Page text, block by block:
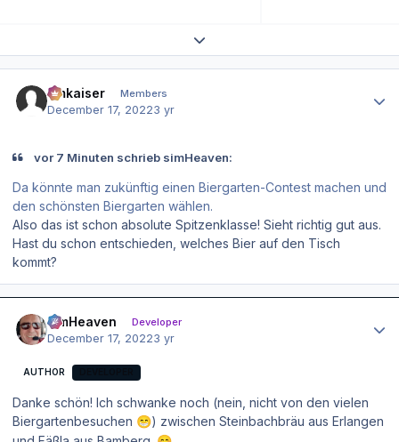
Expand topic overview
hmkaiser Members
December 17, 20223 yr
vor 7 Minuten schrieb simHeaven:
Da könnte man zukünftig einen Biergarten-Contest machen und
den schönsten Biergarten wählen.
Also das ist schon absolute Spitzenklasse! Sieht richtig gut aus.
Hast du schon entschieden, welches Bier auf den Tisch
kommt?
simHeaven Developer
December 17, 20223 yr
AUTHOR
Danke schön! Ich schwanke noch (nein, nicht von den vielen
Biergartenbesuchen 😁) zwischen Steinbachbräu aus Erlangen